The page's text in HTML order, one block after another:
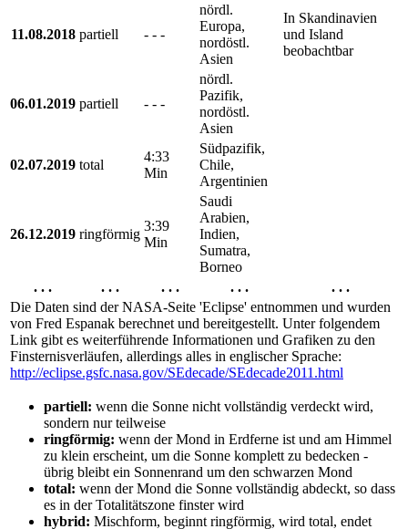
11.08.2018 partiell - - -
nördl.
Europa,
nordöstl.
Asien
In Skandinavien
und Island
beobachtbar
06.01.2019 partiell - - -
nördl.
Pazifik,
nordöstl.
Asien
02.07.2019 total
4:33
Min
Südpazifik,
Chile,
Argentinien
26.12.2019 ringförmig
3:39
Min
Saudi
Arabien,
Indien,
Sumatra,
Borneo
. . .
. . . . . . . . .
. . .
Die Daten sind der NASA-Seite 'Eclipse' entnommen und wurden
von Fred Espanak berechnet und bereitgestellt. Unter folgendem
Link gibt es weiterführende Informationen und Grafiken zu den
Finsternisverläufen, allerdings alles in englischer Sprache:
http://eclipse.gsfc.nasa.gov/SEdecade/SEdecade2011.html
partiell: wenn die Sonne nicht vollständig verdeckt wird,
sondern nur teilweise
ringförmig: wenn der Mond in Erdferne ist und am Himmel
zu klein erscheint, um die Sonne komplett zu bedecken -
übrig bleibt ein Sonnenrand um den schwarzen Mond
total: wenn der Mond die Sonne vollständig abdeckt, so dass
es in der Totalitätszone finster wird
hybrid: Mischform, beginnt ringförmig, wird total, endet